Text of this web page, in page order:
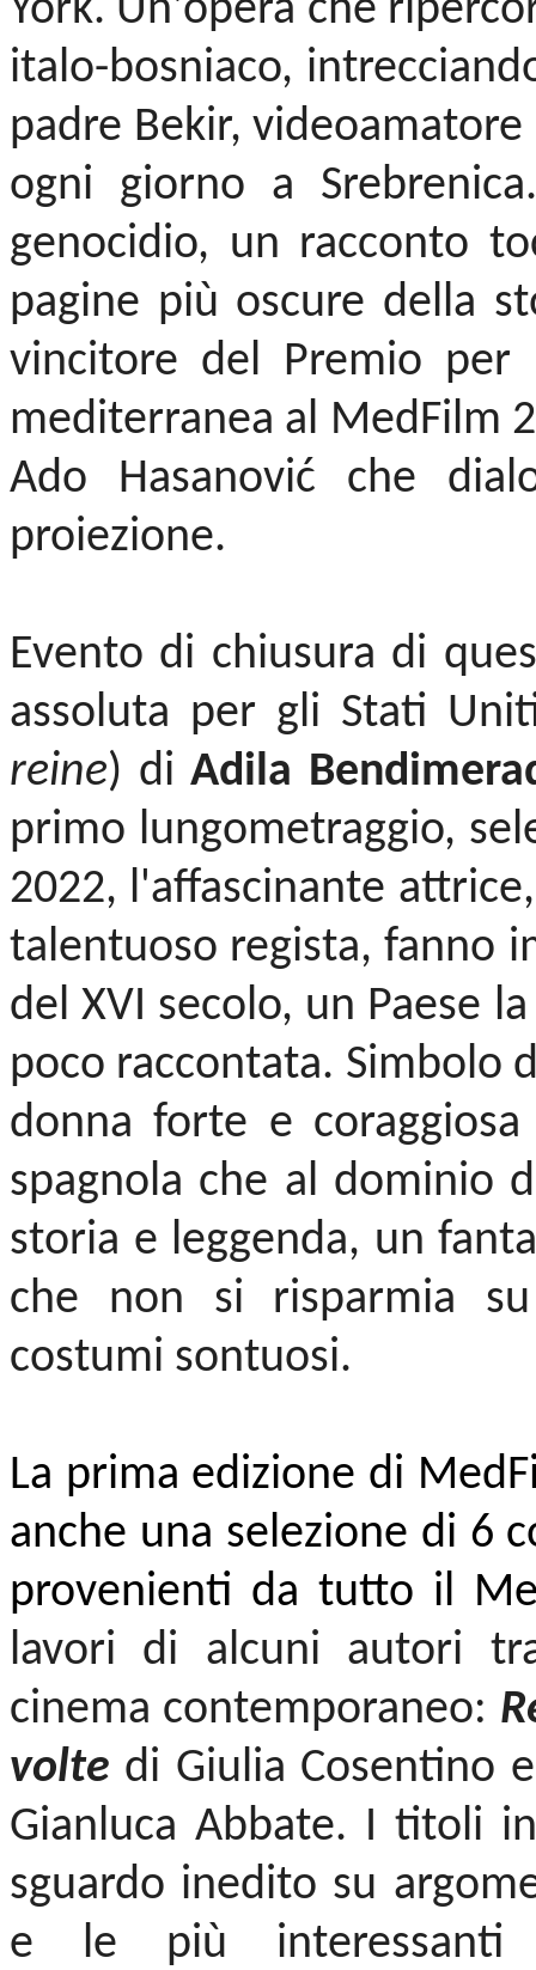
York. Un'opera che
italo-bosniaco,
padre Bekir,
ogni giorno a
genocidio, un racconto
pagine più oscure della
vincitore del Premio per
mediterranea al MedFilm
Ado Hasanović che
proiezione.
Evento di chiusura di
assoluta per gli Stati
reine) diAdila
primo lungometraggio,
2022, l'affascinante
talentuoso regista, fanno
del XVI secolo, un Paese
poco raccontata. Simbolo
donna forte e
spagnola che al dominio
storia e leggenda, un
che non si risparmia
costumi sontuosi.
La prima edizione di
anche una selezione di 6
provenienti da tutto il
lavori di alcuni autori
cinema contemporaneo:
volte di Giulia Cosentino
Gianluca Abbate. I titoli
sguardo inedito su
e le più interessanti